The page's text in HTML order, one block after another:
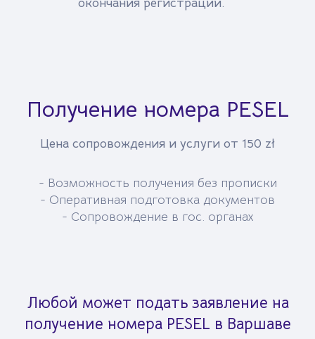
Получение номера PESEL
Цена сопровождения и услуги от 150 zł
- Возможность получения без прописки
- Оперативная подготовка документов
- Сопровождение в гос. органах
Любой может подать заявление на
получение номера PESEL в Варшаве